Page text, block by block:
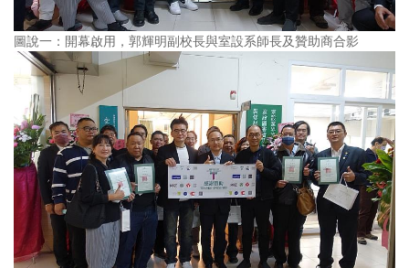
圖說一：開幕啟用，郭輝明副校長與室設系師長及贊助商合影